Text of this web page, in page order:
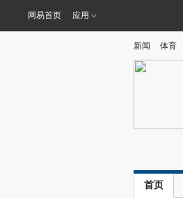
网易首页 应用
新闻 体育
首页